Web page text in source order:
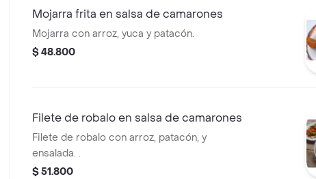
Mojarra frita en salsa de camarones
Mojarra con arroz, yuca y patacón.
$ 48.800
Filete de robalo en salsa de camarones
Filete de robalo con arroz, patacón, y
ensalada. .
$ 51.800